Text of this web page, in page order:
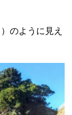
のように見え